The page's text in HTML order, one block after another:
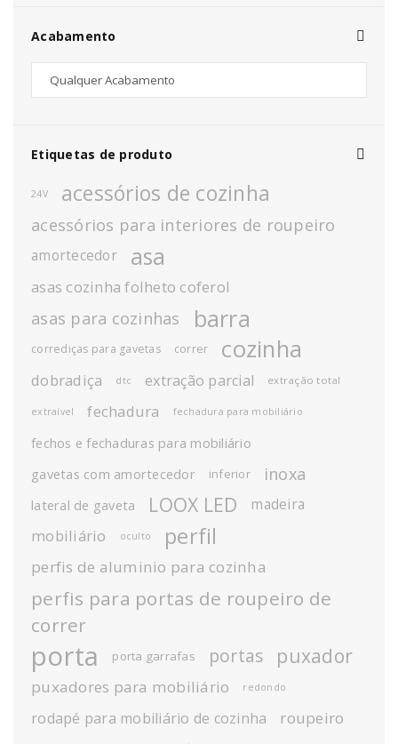
Acabamento
Etiquetas de produto
24V acessórios de cozinha
acessórios para interiores de roupeiro
amortecedor asa
asas cozinha folheto coferol
asas para cozinhas barra
corrediças para gavetas correr cozinha
dobradiça dtc extração parcial extração total
extraível fechadura fechadura para mobiliário
fechos e fechaduras para mobiliário
gavetas com amortecedor
inferior inoxa
lateral de gaveta LOOX LED madeira
mobiliário oculto perfil
perfis de aluminio para cozinha
perfis para portas de roupeiro de
correr
porta porta garrafas portas puxador
puxadores para mobiliário redondo
rodapé para mobiliário de cozinha roupeiro